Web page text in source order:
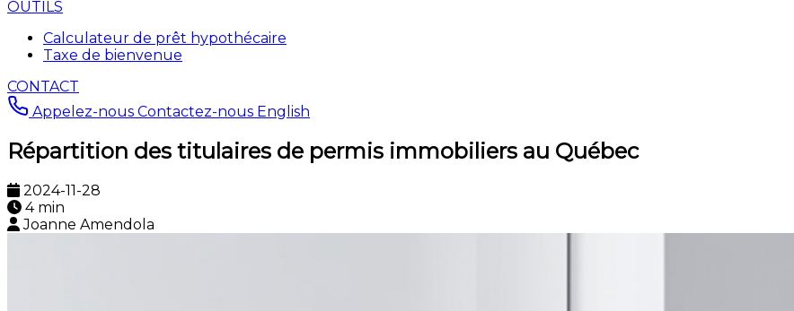
OUTILS
Calculateur de prêt hypothécaire
Taxe de bienvenue
CONTACT
Appelez-nous Contactez-nous English
Répartition des titulaires de permis immobiliers au Québec
2024-11-28
4 min
Joanne Amendola